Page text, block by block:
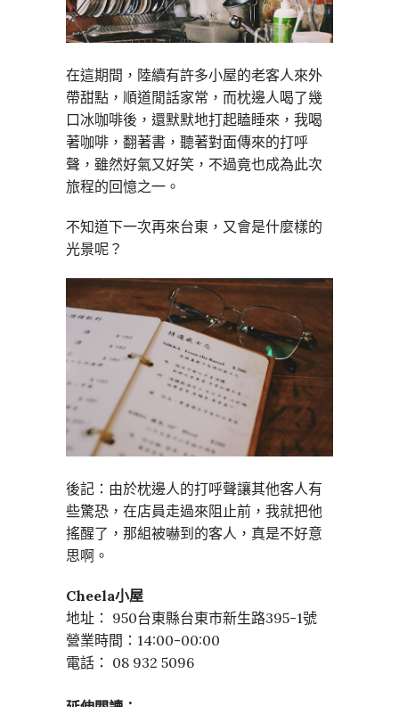
在這期間，陸續有許多小屋的老客人來外
帶甜點，順道閒話家常，而枕邊人喝了幾
口冰咖啡後，還默默地打起瞌睡來，我喝
著咖啡，翻著書，聽著對面傳來的打呼
聲，雖然好氣又好笑，不過竟也成為此次
旅程的回憶之一。
不知道下一次再來台東，又會是什麼樣的
光景呢？
後記：由於枕邊人的打呼聲讓其他客人有
些驚恐，在店員走過來阻止前，我就把他
搖醒了，那組被嚇到的客人，真是不好意
思啊。
Cheela小屋
地址： 950台東縣台東市新生路395-1號
營業時間：14:00-00:00
電話： 08 932 5096